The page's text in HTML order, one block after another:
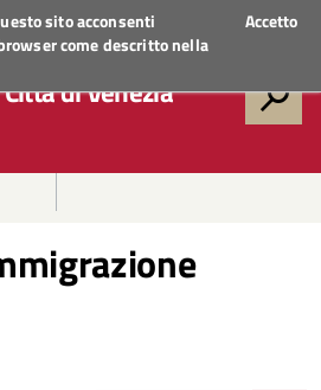
sito acconsenti
come descritto nella
Accetto
Città di Venezia